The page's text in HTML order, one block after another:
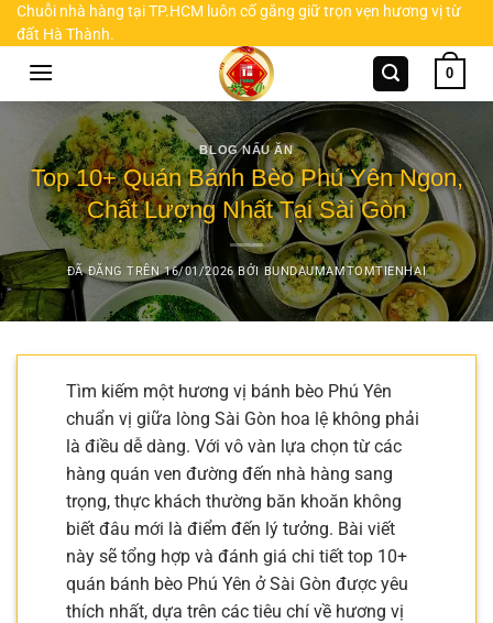
Chuyển
đến
Chuỗi nhà hàng tại TP.HCM luôn cố gắng giữ trọn vẹn hương vị từ
đất Hà Thành.
0
BLOG NẤU ĂN
Top 10+ Quán Bánh Bèo Phú Yên Ngon,
Chất Lượng Nhất Tại Sài Gòn
ĐÃ ĐĂNG TRÊN16/01/2026 BỞIBUNDAUMAMTOMTIENHAI
Tìm kiếm một hương vị bánh bèo Phú Yên
chuẩn vị giữa lòng Sài Gòn hoa lệ không phải
là điều dễ dàng. Với vô vàn lựa chọn từ các
hàng quán ven đường đến nhà hàng sang
trọng, thực khách thường băn khoăn không
biết đâu mới là điểm đến lý tưởng. Bài viết
này sẽ tổng hợp và đánh giá chi tiết top 10+
quán bánh bèo Phú Yên ở Sài Gòn được yêu
thích nhất, dựa trên các tiêu chí về hương vị